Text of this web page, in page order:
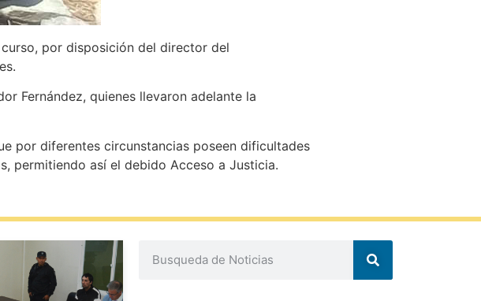
por disposición del director del
Fernández, quienes llevaron adelante la
por diferentes circunstancias poseen dificultades
permitiendo así el debido Acceso a Justicia.